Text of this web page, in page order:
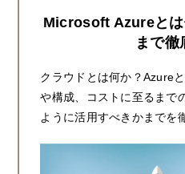
Microsoft Azureとは
まで徹
クラウドとは何か？Azure
や構成、コストに至るまで
ように活用すべきかまでを